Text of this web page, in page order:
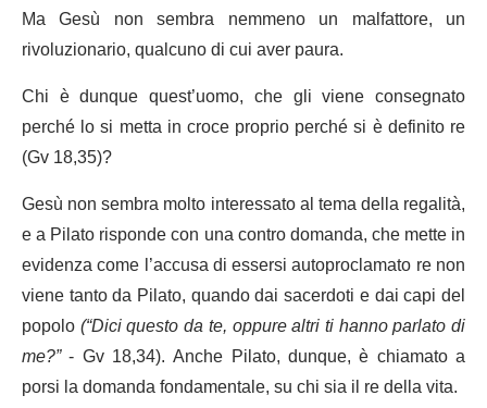
Ma Gesù non sembra nemmeno un malfattore, un
rivoluzionario, qualcuno di cui aver paura.
Chi è dunque quest’uomo, che gli viene consegnato
perché lo si metta in croce proprio perché si è definito re
(Gv 18,35)?
Gesù non sembra molto interessato al tema della regalità,
e a Pilato risponde con una contro domanda, che mette in
evidenza come l’accusa di essersi autoproclamato re non
viene tanto da Pilato, quando dai sacerdoti e dai capi del
popolo(“Dici questo da te, oppure altri ti hanno parlato di
me?”- Gv 18,34). Anche Pilato, dunque, è chiamato a
porsi la domanda fondamentale, su chi sia il re della vita.